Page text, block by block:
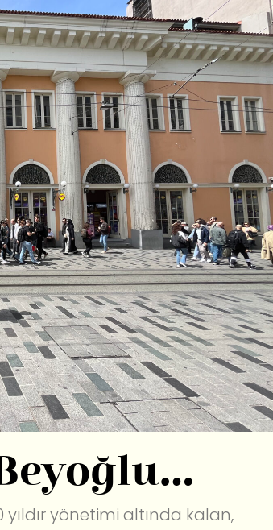
yönetimi altında kalan,